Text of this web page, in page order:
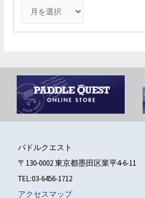
パドルクエスト
〒130-0002 東京都墨田区業平4-6-11
TEL:03-6456-1712
アクセスマップ